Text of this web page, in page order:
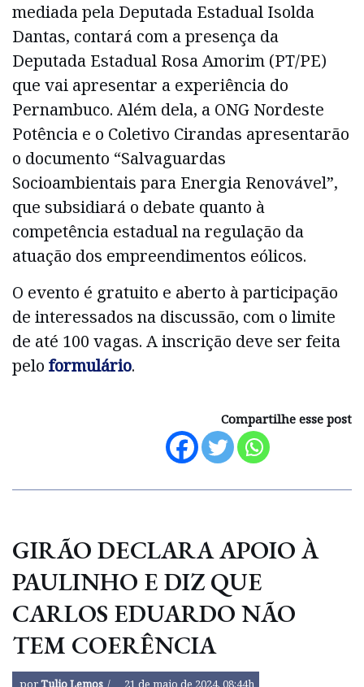
mediada pela Deputada Estadual Isolda
Dantas, contará com a presença da
Deputada Estadual Rosa Amorim (PT/PE)
que vai apresentar a experiência do
Pernambuco. Além dela, a ONG Nordeste
Potência e o Coletivo Cirandas apresentarão
o documento “Salvaguardas
Socioambientais para Energia Renovável”,
que subsidiará o debate quanto à
competência estadual na regulação da
atuação dos empreendimentos eólicos.
O evento é gratuito e aberto à participação
de interessados na discussão, com o limite
de até 100 vagas. A inscrição deve ser feita
pelo formulário.
Compartilhe esse post
GIRÃO DECLARA APOIO À
PAULINHO E DIZ QUE
CARLOS EDUARDO NÃO
TEM COERÊNCIA
porTulio Lemos 21 de maio de 2024, 08:44h